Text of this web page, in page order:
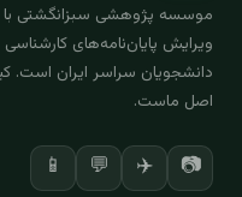
ویرایش پایان‌نامه‌های کارشناسی
دانشجویان سراسر ایران است.
اصل ماست.
📷
✈️
💬
📱